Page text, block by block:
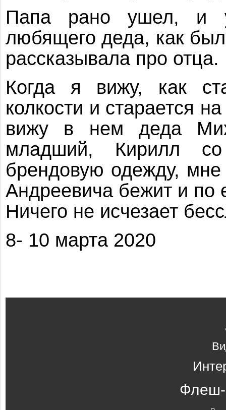
Папа рано ушел, и
любящего деда, как
рассказывала про отца.
Когда я вижу, как
колкости и старается
вижу в нем деда
младший, Кирилл
брендовую одежду, мне
Андреевича бежит и по
Ничего не исчезает
8- 10 марта 2020
Флеш-